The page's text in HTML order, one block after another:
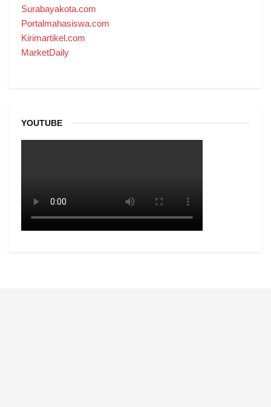
Surabayakota.com
Portalmahasiswa.com
Kirimartikel.com
MarketDaily
YOUTUBE